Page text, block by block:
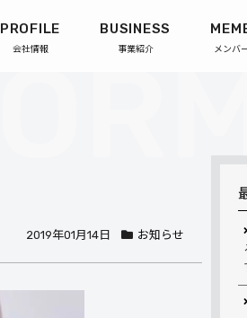
PROFILE
会社情報
BUSINESS
事業紹介 メンバ
2019年01月14日 お知らせ